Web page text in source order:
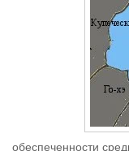
обеспеченности